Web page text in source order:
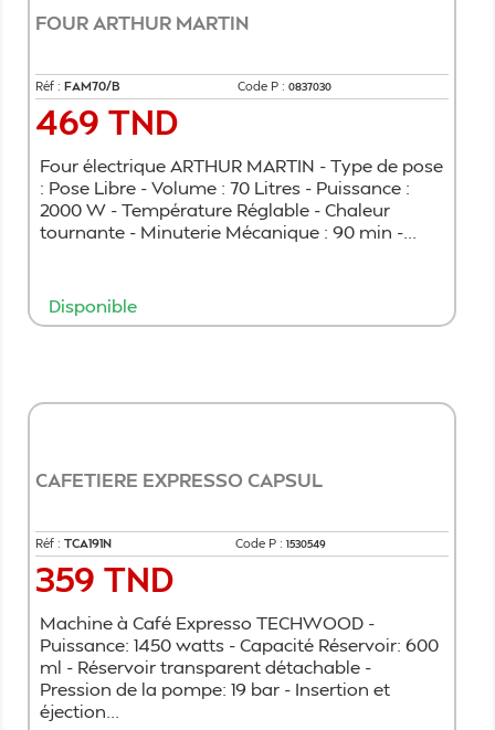
FOUR ARTHUR MARTIN
Réf : FAM70/B Code P : 0837030
Prix
469 TND
Four électrique ARTHUR MARTIN - Type de pose
: Pose Libre - Volume : 70 Litres - Puissance :
2000 W - Température Réglable - Chaleur
tournante - Minuterie Mécanique : 90 min -...
Disponible
CAFETIERE EXPRESSO CAPSUL
Réf : TCA191N Code P : 1530549
Prix
359 TND
Machine à Café Expresso TECHWOOD -
Puissance: 1450 watts - Capacité Réservoir: 600
ml - Réservoir transparent détachable -
Pression de la pompe: 19 bar - Insertion et
éjection...